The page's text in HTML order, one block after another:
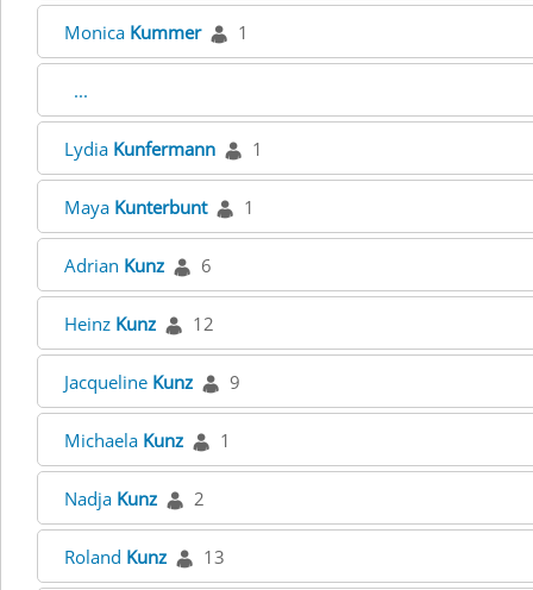
Monica Kummer 1
...
Lydia Kunfermann 1
Maya Kunterbunt 1
Adrian Kunz 6
Heinz Kunz 12
Jacqueline Kunz 9
Michaela Kunz 1
Nadja Kunz 2
Roland Kunz 13